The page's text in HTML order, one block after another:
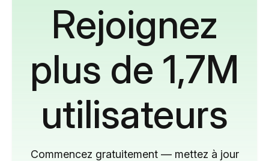
Rejoignez
plus de 1,7M
utilisateurs
Commencez gratuitement — mettez à jour